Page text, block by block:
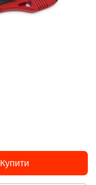
Купити